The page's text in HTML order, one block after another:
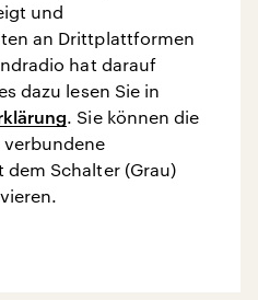
und
an Drittplattformen
hat darauf
dazu lesen Sie in
. Sie können die
Schalter (Grau)